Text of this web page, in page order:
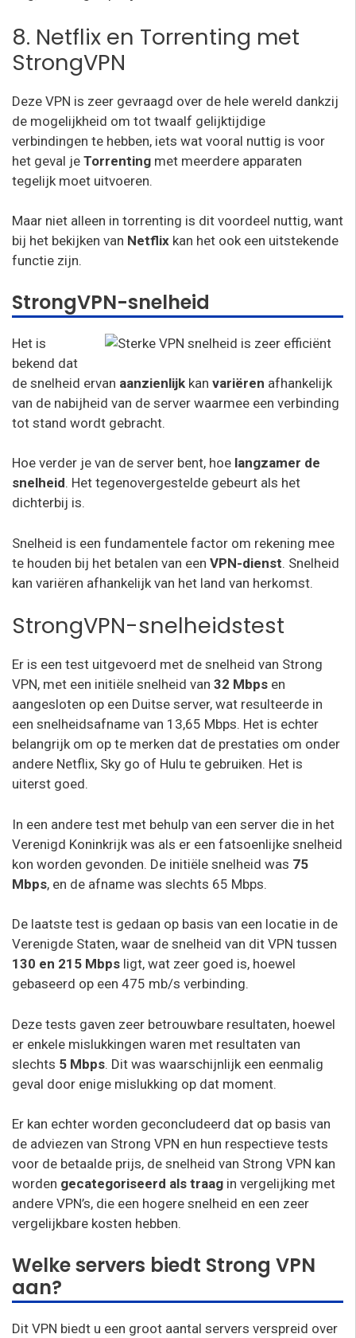
8. Netflix en Torrenting met
StrongVPN
Deze VPN is zeer gevraagd over de hele wereld dankzij
de mogelijkheid om tot twaalf gelijktijdige
verbindingen te hebben, iets wat vooral nuttig is voor
het geval je Torrenting met meerdere apparaten
tegelijk moet uitvoeren.
Maar niet alleen in torrenting is dit voordeel nuttig, want
bij het bekijken van Netflix kan het ook een uitstekende
functie zijn.
StrongVPN-snelheid
Het is
bekend dat
de snelheid ervan aanzienlijk kan variëren afhankelijk
van de nabijheid van de server waarmee een verbinding
tot stand wordt gebracht.
Hoe verder je van de server bent, hoe langzamer de
snelheid. Het tegenovergestelde gebeurt als het
dichterbij is.
Snelheid is een fundamentele factor om rekening mee
te houden bij het betalen van een VPN-dienst. Snelheid
kan variëren afhankelijk van het land van herkomst.
StrongVPN-snelheidstest
Er is een test uitgevoerd met de snelheid van Strong
VPN, met een initiële snelheid van 32 Mbps en
aangesloten op een Duitse server, wat resulteerde in
een snelheidsafname van 13,65 Mbps. Het is echter
belangrijk om op te merken dat de prestaties om onder
andere Netflix, Sky go of Hulu te gebruiken. Het is
uiterst goed.
In een andere test met behulp van een server die in het
Verenigd Koninkrijk was als er een fatsoenlijke snelheid
kon worden gevonden. De initiële snelheid was 75
Mbps, en de afname was slechts 65 Mbps.
De laatste test is gedaan op basis van een locatie in de
Verenigde Staten, waar de snelheid van dit VPN tussen
130 en 215 Mbps ligt, wat zeer goed is, hoewel
gebaseerd op een 475 mb/s verbinding.
Deze tests gaven zeer betrouwbare resultaten, hoewel
er enkele mislukkingen waren met resultaten van
slechts 5 Mbps. Dit was waarschijnlijk een eenmalig
geval door enige mislukking op dat moment.
Er kan echter worden geconcludeerd dat op basis van
de adviezen van Strong VPN en hun respectieve tests
voor de betaalde prijs, de snelheid van Strong VPN kan
worden gecategoriseerd als traag in vergelijking met
andere VPN’s, die een hogere snelheid en een zeer
vergelijkbare kosten hebben.
Welke servers biedt Strong VPN
aan?
Dit VPN biedt u een groot aantal servers verspreid over